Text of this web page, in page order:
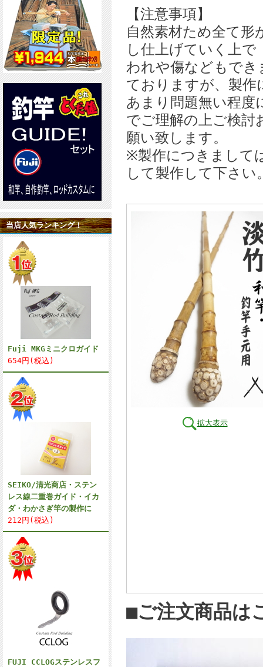
当店人気ランキング！
Fuji MKGミニクロガイド
654円(税込)
SEIKO/清光商店・ステン
レス線二重巻ガイド・イカ
ダ・わかさぎ竿の製作に
212円(税込)
FUJI CCLOGステンレスフ
【注意事項】
自然素材ため全て形
し仕上げていく上で
われや傷などもでき
ておりますが、製作
あまり問題無い程
でご理解の上ご検討
願い致します。
※製作につきまして
して製作して下さい
拡大表示
■ご注文商品は